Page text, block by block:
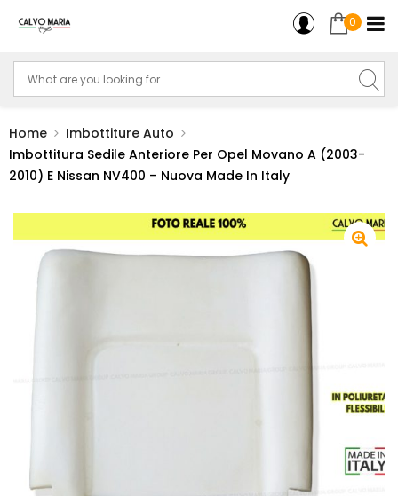
0
Home
Imbottiture Auto
Imbottitura Sedile Anteriore Per Opel Movano A (2003-
2010) E Nissan NV400 – Nuova Made In Italy